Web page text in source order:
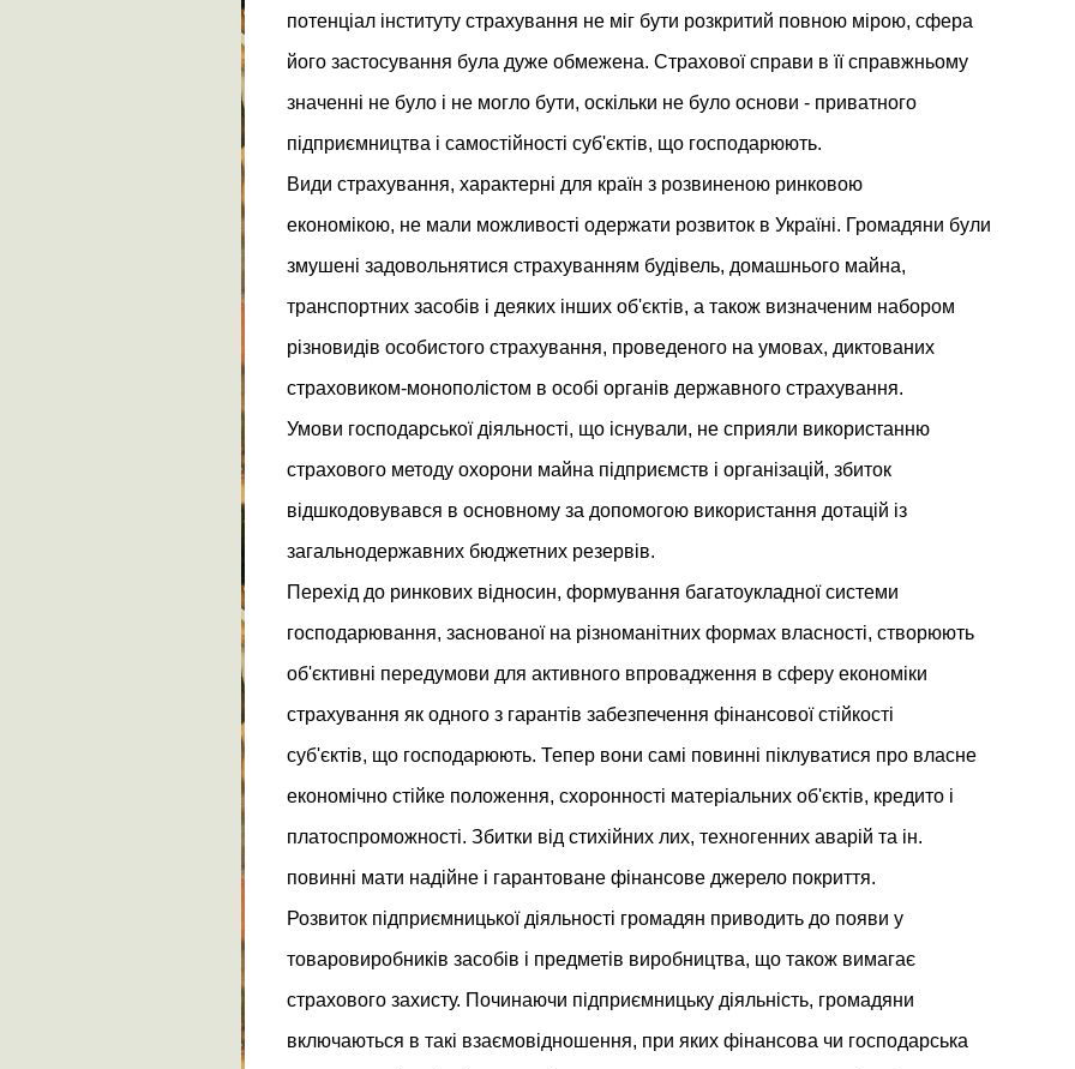
потенціал інституту страхування не міг бути розкритий повною мірою, сфера
його застосування була дуже обмежена. Страхової справи в її справжньому
значенні не було і не могло бути, оскільки не було основи - приватного
підприємництва і самостійності суб'єктів, що господарюють.
Види страхування, характерні для країн з розвиненою ринковою
економікою, не мали можливості одержати розвиток в Україні. Громадяни були
змушені задовольнятися страхуванням будівель, домашнього майна,
транспортних засобів і деяких інших об'єктів, а також визначеним набором
різновидів особистого страхування, проведеного на умовах, диктованих
страховиком-монополістом в особі органів державного страхування.
Умови господарської діяльності, що існували, не сприяли використанню
страхового методу охорони майна підприємств і організацій, збиток
відшкодовувався в основному за допомогою використання дотацій із
загальнодержавних бюджетних резервів.
Перехід до ринкових відносин, формування багатоукладної системи
господарювання, заснованої на різноманітних формах власності, створюють
об'єктивні передумови для активного впровадження в сферу економіки
страхування як одного з гарантів забезпечення фінансової стійкості
суб'єктів, що господарюють. Тепер вони самі повинні піклуватися про власне
економічно стійке положення, схоронності матеріальних об'єктів, кредито і
платоспроможності. Збитки від стихійних лих, техногенних аварій та ін.
повинні мати надійне і гарантоване фінансове джерело покриття.
Розвиток підприємницької діяльності громадян приводить до появи у
товаровиробників засобів і предметів виробництва, що також вимагає
страхового захисту. Починаючи підприємницьку діяльність, громадяни
включаються в такі взаємовідношення, при яких фінансова чи господарська